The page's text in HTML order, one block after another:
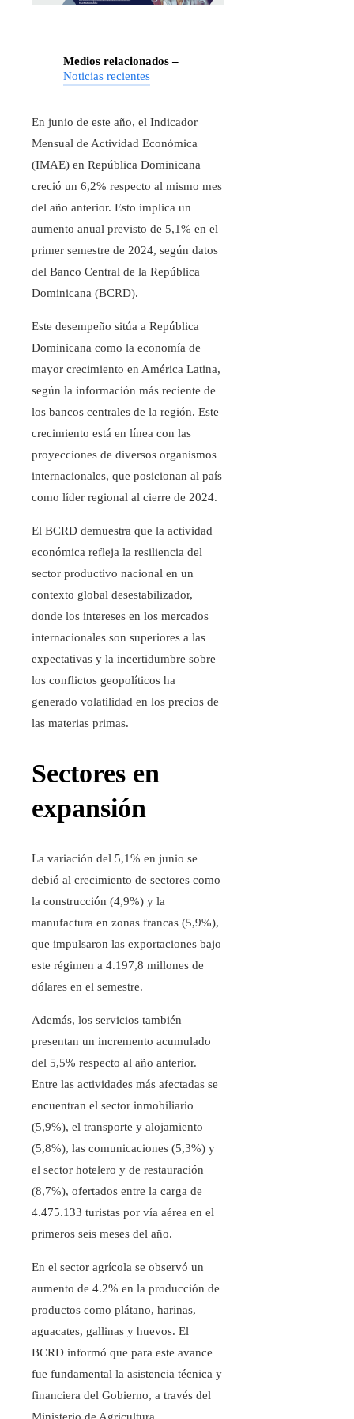
Medios relacionados –
Noticias recientes
En junio de este año, el Indicador
Mensual de Actividad Económica
(IMAE) en República Dominicana
creció un 6,2% respecto al mismo mes
del año anterior. Esto implica un
aumento anual previsto de 5,1% en el
primer semestre de 2024, según datos
del Banco Central de la República
Dominicana (BCRD).
Este desempeño sitúa a República
Dominicana como la economía de
mayor crecimiento en América Latina,
según la información más reciente de
los bancos centrales de la región. Este
crecimiento está en línea con las
proyecciones de diversos organismos
internacionales, que posicionan al país
como líder regional al cierre de 2024.
El BCRD demuestra que la actividad
económica refleja la resiliencia del
sector productivo nacional en un
contexto global desestabilizador,
donde los intereses en los mercados
internacionales son superiores a las
expectativas y la incertidumbre sobre
los conflictos geopolíticos ha
generado volatilidad en los precios de
las materias primas.
Sectores en
expansión
La variación del 5,1% en junio se
debió al crecimiento de sectores como
la construcción (4,9%) y la
manufactura en zonas francas (5,9%),
que impulsaron las exportaciones bajo
este régimen a 4.197,8 millones de
dólares en el semestre.
Además, los servicios también
presentan un incremento acumulado
del 5,5% respecto al año anterior.
Entre las actividades más afectadas se
encuentran el sector inmobiliario
(5,9%), el transporte y alojamiento
(5,8%), las comunicaciones (5,3%) y
el sector hotelero y de restauración
(8,7%), ofertados entre la carga de
4.475.133 turistas por vía aérea en el
primeros seis meses del año.
En el sector agrícola se observó un
aumento de 4.2% en la producción de
productos como plátano, harinas,
aguacates, gallinas y huevos. El
BCRD informó que para este avance
fue fundamental la asistencia técnica y
financiera del Gobierno, a través del